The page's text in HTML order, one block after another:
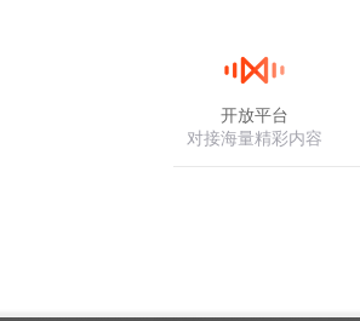
开放平台
对接海量精彩内容